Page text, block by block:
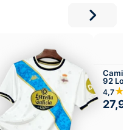
92 Local
4,7
27,99